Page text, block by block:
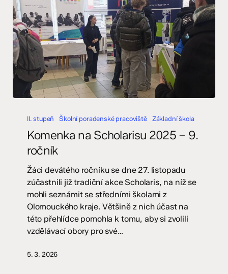
2025
ročník
II. stupeň Školní poradenské pracoviště Základní škola
Komenka na Scholarisu 2025 – 9.
ročník
Žáci devátého ročníku se dne 27. listopadu
zúčastnili již tradiční akce Scholaris, na níž se
mohli seznámit se středními školami z
Olomouckého kraje. Většině z nich účast na
této přehlídce pomohla k tomu, aby si zvolili
vzdělávací obory pro své…
5. 3. 2026